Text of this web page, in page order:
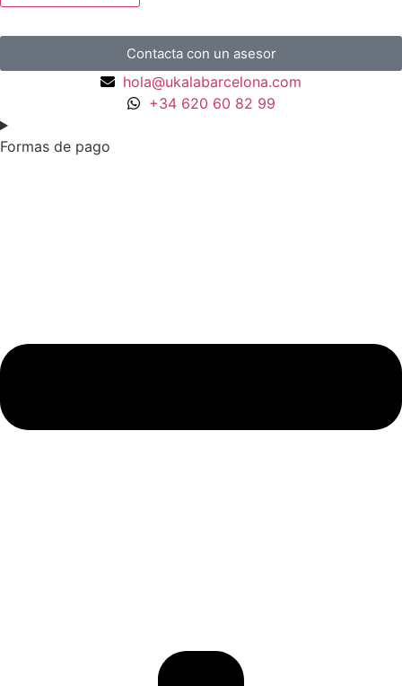
Contacta con un asesor
hola@ukalabarcelona.com
+34 620 60 82 99
Formas de pago